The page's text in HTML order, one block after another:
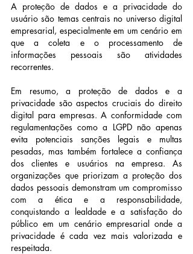
A proteção de dados e a privacidade do
usuário são temas centrais no universo digital
empresarial, especialmente em um cenário em
que a coleta e o processamento de
informações pessoais são atividades
recorrentes.
Em resumo, a proteção de dados e a
privacidade são aspectos cruciais do direito
digital para empresas. A conformidade com
regulamentações como a LGPD não apenas
evita potenciais sanções legais e multas
pesadas, mas também fortalece a confiança
dos clientes e usuários na empresa. As
organizações que priorizam a proteção dos
dados pessoais demonstram um compromisso
com a ética e a responsabilidade,
conquistando a lealdade e a satisfação do
público em um cenário empresarial onde a
privacidade é cada vez mais valorizada e
respeitada.